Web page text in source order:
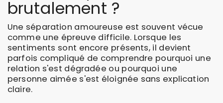
brutalement ?
Une séparation amoureuse est souvent vécue
comme une épreuve difficile. Lorsque les
sentiments sont encore présents, il devient
parfois compliqué de comprendre pourquoi une
relation s'est dégradée ou pourquoi une
personne aimée s'est éloignée sans explication
claire.